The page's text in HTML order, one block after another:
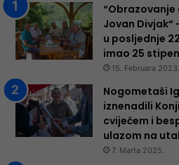
“Obrazovanje
Jovan Divjak“
u posljednje
imao 25
15. Februara 2023.
Nogometaši
iznenadili
cvijećem i
ulazom na
7. Marta 2025.